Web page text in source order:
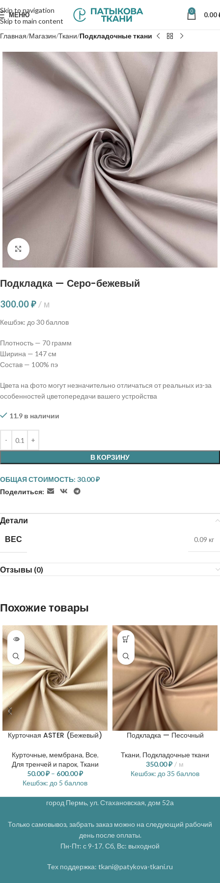
Skip to navigation
Skip to main content
МЕНЮ 0 0.00
Главная Магазин Ткани Подкладочные ткани
Нажмите, чтобы увеличить
Подкладка — Серо-бежевый
300.00₽ м
Кешбэк: до 30 баллов
Плотность — 70 грамм
Ширина — 147 см
Состав — 100% пэ
Цвета на фото могут незначительно отличаться от реальных из-за
особенностей цветопередачи вашего устройства
11.9 в наличии
В КОРЗИНУ
ОБЩАЯ СТОИМОСТЬ: 30.00₽
Поделиться:
Детали
ВЕС
0.09 кг
Отзывы (0)
Похожие товары
Курточная ASTER (Бежевый)
Курточные, мембрана, Все,
Для тренчей и парок, Ткани
50.00₽ – 600.00₽
Кешбэк: до 5 баллов
Подкладка — Песочный
Ткани, Подкладочные ткани
350.00₽
м
Кешбэк: до 35 баллов
город Пермь, ул. Стахановская, дом 52а
Только самовывоз, забрать заказ можно на следующий рабочий
день после оплаты.
Пн-Пт: с 9-17. Сб, Вс: выходной
Тех поддержка: tkani@patykova-tkani.ru